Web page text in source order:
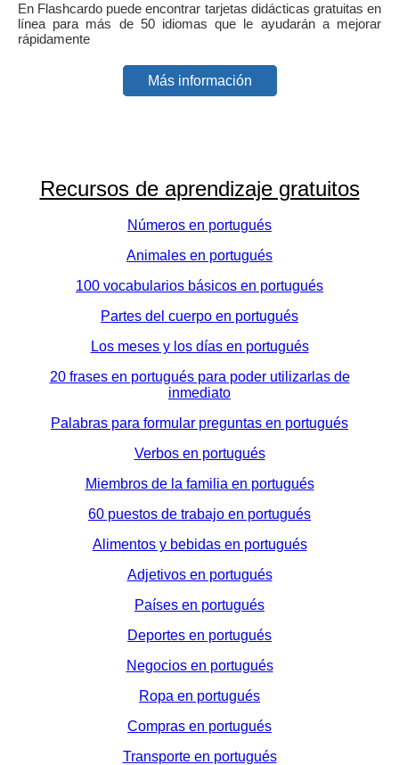
En Flashcardo puede encontrar tarjetas didácticas gratuitas en
línea para más de 50 idiomas que le ayudarán a mejorar
rápidamente
Más información
Recursos de aprendizaje gratuitos
Números en portugués
Animales en portugués
100 vocabularios básicos en portugués
Partes del cuerpo en portugués
Los meses y los días en portugués
20 frases en portugués para poder utilizarlas de
inmediato
Palabras para formular preguntas en portugués
Verbos en portugués
Miembros de la familia en portugués
60 puestos de trabajo en portugués
Alimentos y bebidas en portugués
Adjetivos en portugués
Países en portugués
Deportes en portugués
Negocios en portugués
Ropa en portugués
Compras en portugués
Transporte en portugués